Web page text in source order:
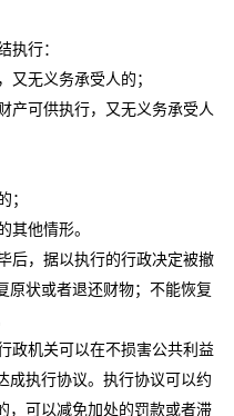
行：
无义务承受人的；
产可供执行，又无义务承受人
；
他情形。
，据以执行的行政决定被撤
原状或者退还财物；不能恢复
机关可以在不损害公共利益
成执行协议。执行协议可以约
，可以减免加处的罚款或者滞